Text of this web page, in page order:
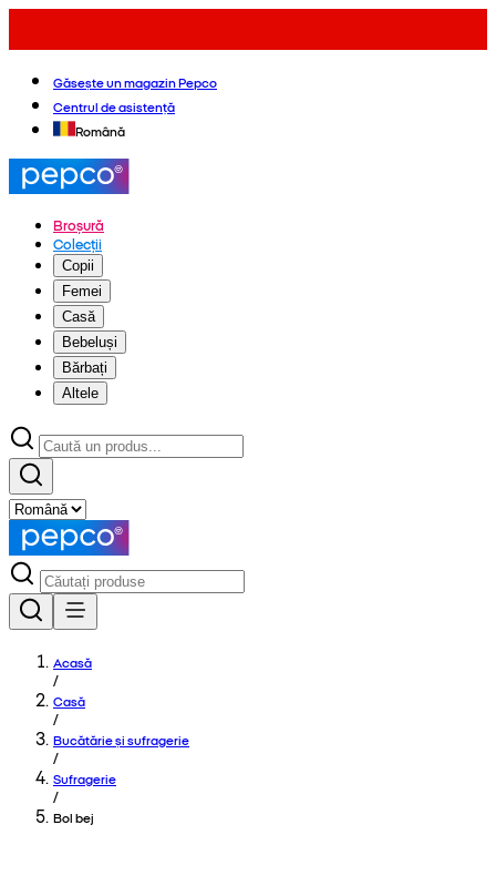
Găsește un magazin Pepco
Centrul de asistență
Română
Broșură
Colecții
Copii
Femei
Casă
Bebeluși
Bărbați
Altele
Acasă
/
Casă
/
Bucătărie și sufragerie
/
Sufragerie
/
Bol bej